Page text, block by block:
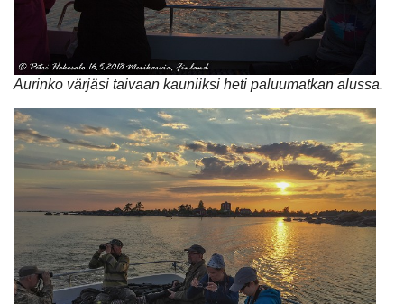
Aurinko värjäsi taivaan kauniiksi heti paluumatkan alussa.